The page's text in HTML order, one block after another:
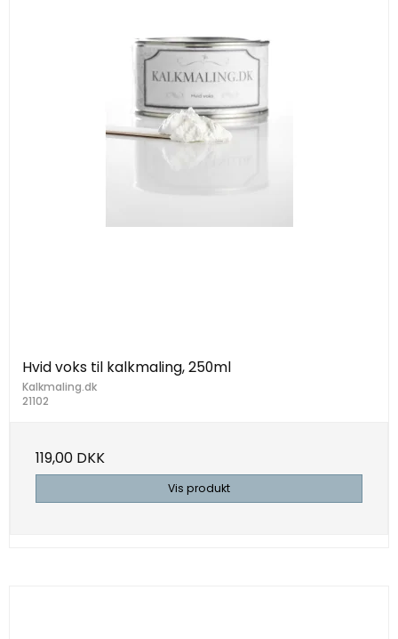
Hvid voks til kalkmaling, 250ml
Kalkmaling.dk
21102
119,00 DKK
Vis produkt